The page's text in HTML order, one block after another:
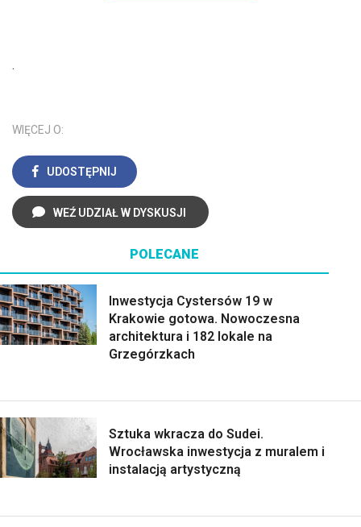
.
WIĘCEJ O:
UDOSTĘPNIJ
WEŹ UDZIAŁ W DYSKUSJI
POLECANE
Inwestycja Cystersów 19 w
Krakowie gotowa. Nowoczesna
architektura i 182 lokale na
Grzegórzkach
Sztuka wkracza do Sudei.
Wrocławska inwestycja z muralem i
instalacją artystyczną